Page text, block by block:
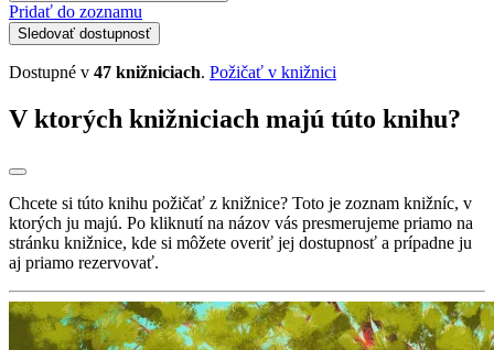
Pridať do zoznamu
Sledovať dostupnosť
Dostupné v 47 knižniciach. Požičať v knižnici
V ktorých knižniciach majú túto knihu?
Chcete si túto knihu požičať z knižnice? Toto je zoznam knižníc, v
ktorých ju majú. Po kliknutí na názov vás presmerujeme priamo na
stránku knižnice, kde si môžete overiť jej dostupnosť a prípadne ju
aj priamo rezervovať.